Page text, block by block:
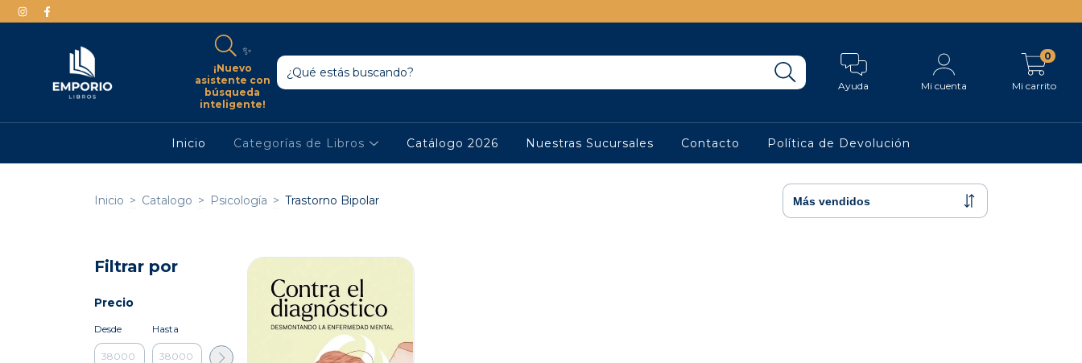
✨
¡Nuevo
asistente con
búsqueda
inteligente!
Ayuda Mi cuenta Mi carrito
0
Inicio Categorías de Libros Catálogo 2026 Nuestras Sucursales Contacto Política de Devolución
Inicio > Catalogo > Psicología > Trastorno Bipolar
Filtrar por
Precio
Desde Hasta